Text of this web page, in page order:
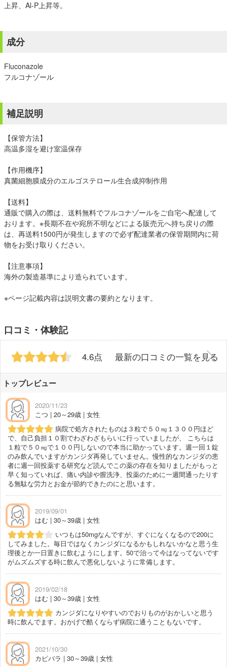
上昇、Al-P上昇等。
成分
Fluconazole
フルコナゾール
補足説明
【保管方法】
高温多湿を避け室温保存
【作用機序】
真菌細胞膜成分のエルゴステロール生合成抑制作用
【送料】
通販で購入の際は、送料無料でフルコナゾールをご自宅へ配達して
おります。※長期不在や宛所不明などによる販売元へ持ち戻りの際
は、再送料1500円が発生しますので必ず配達業者の保管期間内に荷
物をお受け取りください。
【注意事項】
海外の製造基準により造られています。
※ページ記載内容は説明文書の要約となります。
口コミ・体験記
4.6点 最新の口コミの一覧を見る
トップレビュー
2020/11/23
こつ | 20～29歳 | 女性
病院で処方されたものは３粒で５０㎎１３００円ほど
で、自己負担１０割でわざわざもらいに行っていましたが、 こちらは
１粒で５０㎎で１００円しないので本当に助かっています。週一回１錠
のみ飲んでいますがカンジダ再発していません。慢性的なカンジダの患
者に週一回投薬する研究など読んでこの薬の存在を知りましたがもっと
早く知っていれば、痛い内診や膣洗浄、投薬のために一週間通ったりす
る無駄な労力とお金が節約できたのにと思います。
2019/09/01
はむ | 30～39歳 | 女性
いつもは50mgなんですが、すぐになくなるので200に
してみました。毎日ではなくカンジダになるかもしれないかなと思う生
理後とか一日置きに飲むようにします。50で治って今はなってないです
がムズムズする時に飲んで悪化しないように常備します。
2019/02/18
はむ | 30～39歳 | 女性
カンジダになりやすいのでおりものがおかしいと思う
時に飲んでます。おかげで酷くならず病院に通うこともないです。
2021/10/30
カピバラ | 30～39歳 | 女性